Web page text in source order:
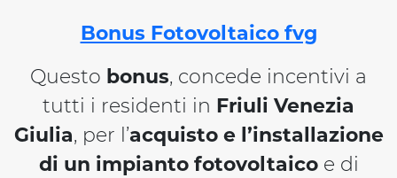
Bonus Fotovoltaico fvg
Questo bonus, concede incentivi a
tutti i residenti in Friuli Venezia
Giulia, per l’acquisto e l’installazione
di un impianto fotovoltaicoe di